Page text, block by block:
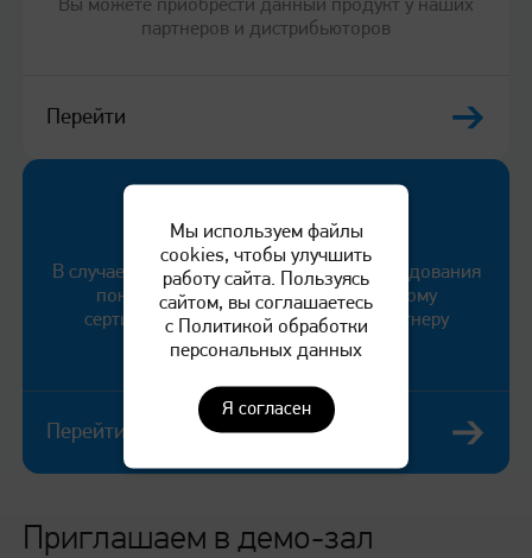
Вы можете приобрести данный продукт у наших
партнеров и дистрибьюторов
Перейти
Служба поддержки
В случае выявления неисправности оборудования
покупатель может обратиться к любому
сертифицированному сервисному партнеру
компании «КАТЮША».
Перейти
Приглашаем в демо-зал
Мы используем файлы
cookies, чтобы улучшить
работу сайта. Пользуясь
сайтом, вы соглашаетесь
с Политикой обработки
персональных данных
Я согласен